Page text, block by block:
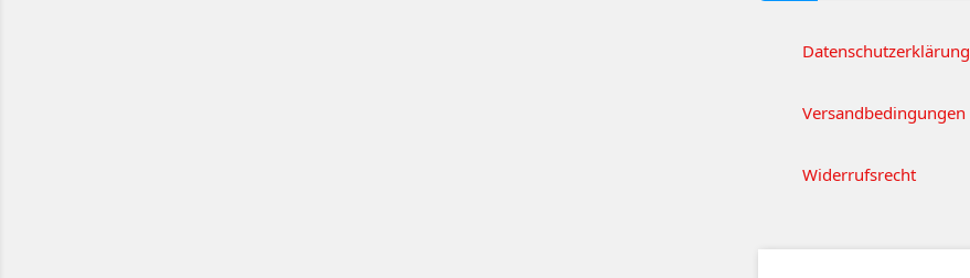
Datenschutzerklärung
Versandbedingungen
Widerrufsrecht